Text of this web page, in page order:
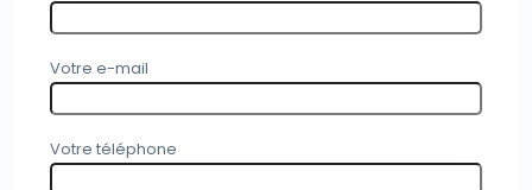
Votre e-mail
Votre téléphone